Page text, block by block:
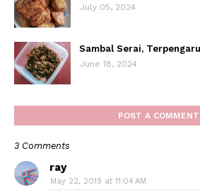
July 05, 2024
Sambal Serai,
June 18, 2024
POST A COMMENT
3 Comments
ray
May 22, 2019 at 11:04 AM